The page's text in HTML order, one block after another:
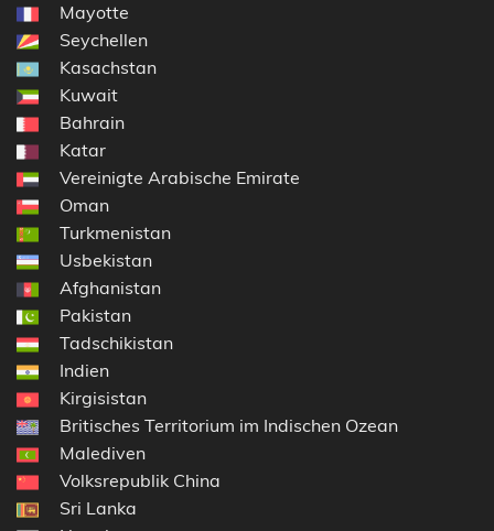
Mayotte
Seychellen
Kasachstan
Kuwait
Bahrain
Katar
Vereinigte Arabische Emirate
Oman
Turkmenistan
Usbekistan
Afghanistan
Pakistan
Tadschikistan
Indien
Kirgisistan
Britisches Territorium im Indischen Ozean
Malediven
Volksrepublik China
Sri Lanka